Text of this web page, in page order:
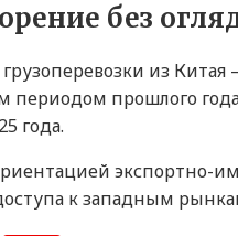
без
из
периодом прошлого
года.
экспортно-
к западным